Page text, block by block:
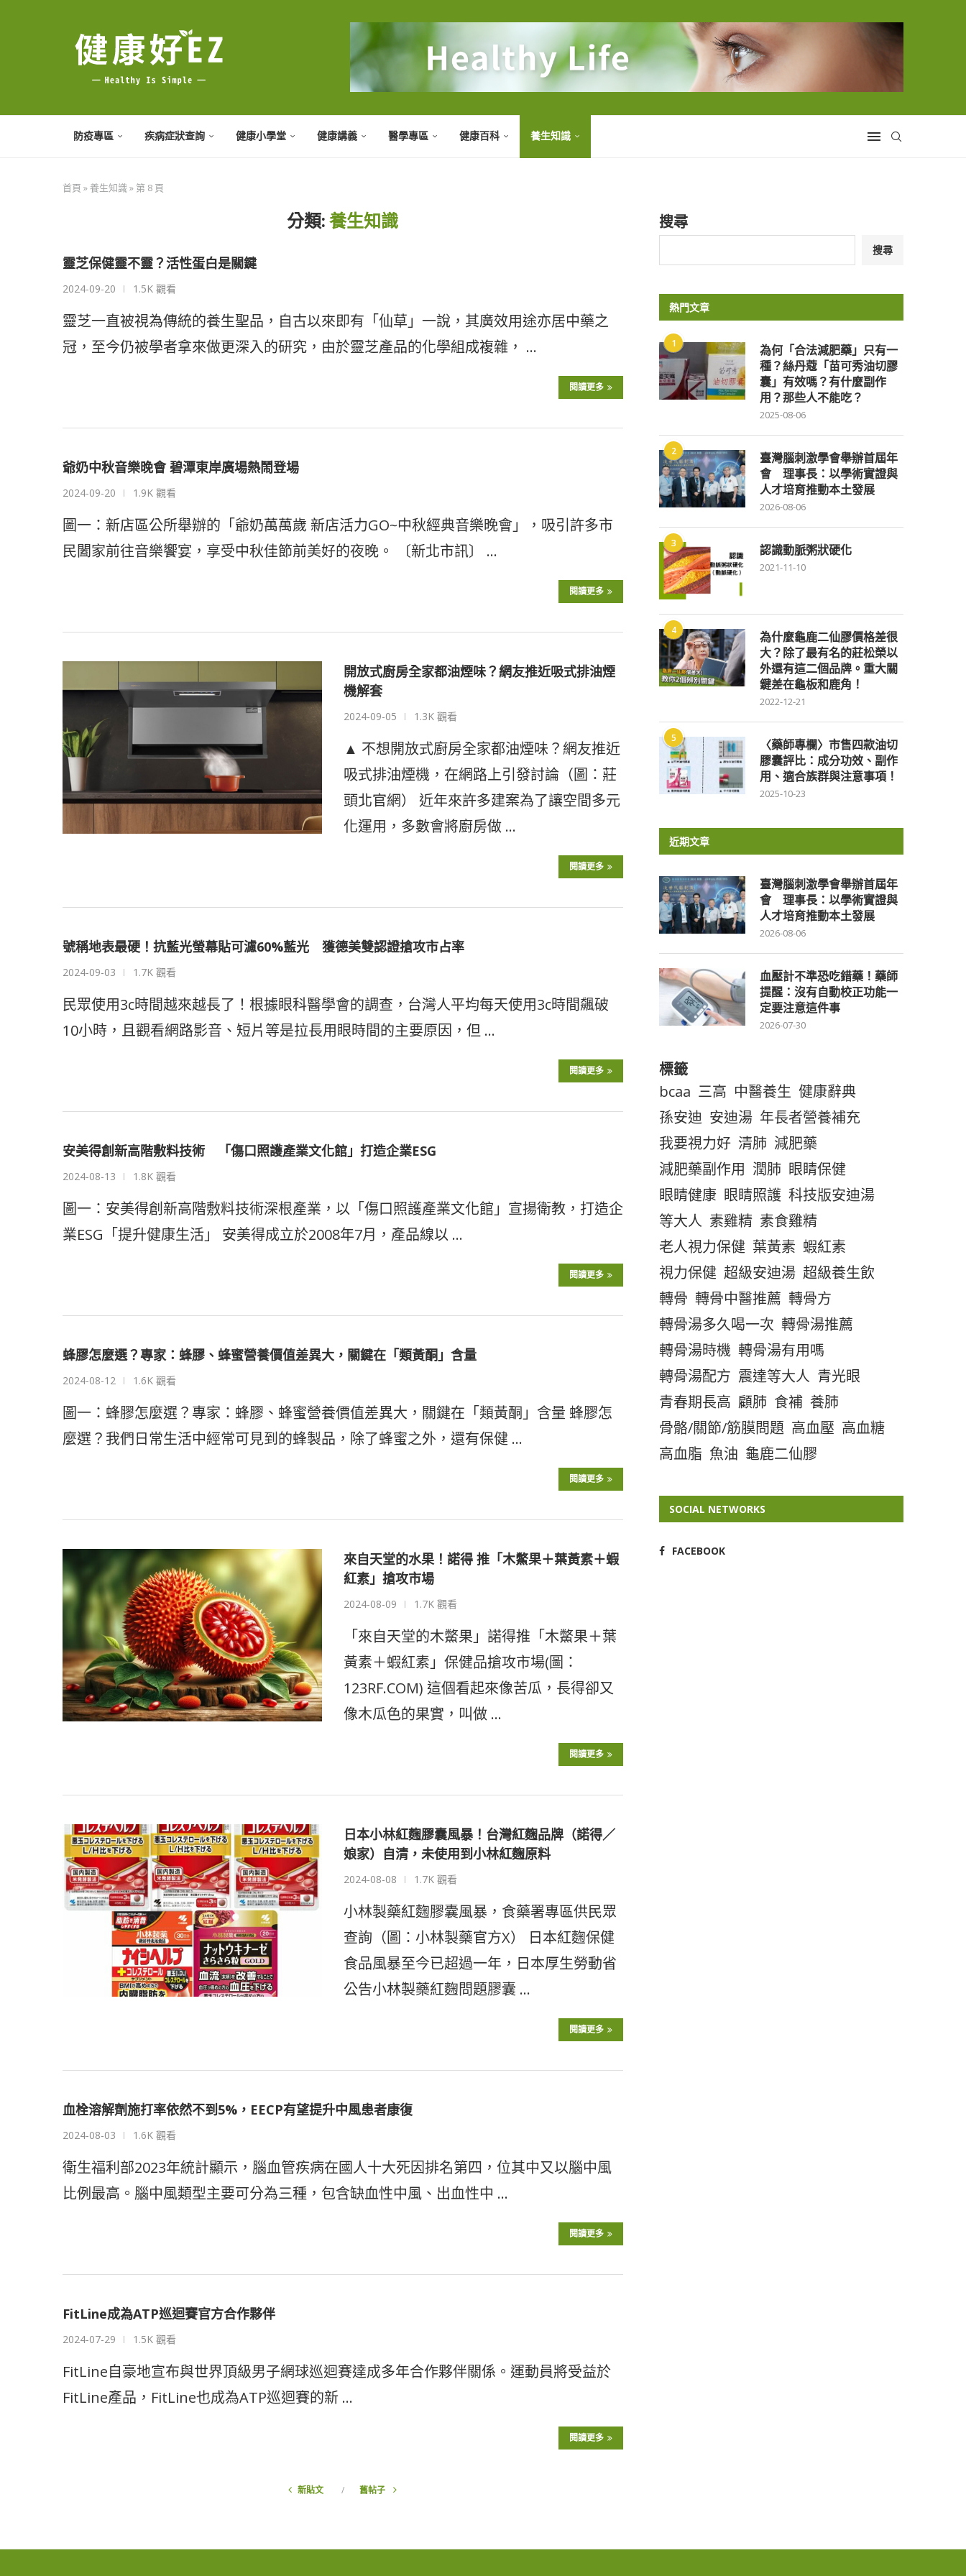
防疫專區 疾病症狀查詢 健康小學堂 健康講義 醫學專區 健康百科 養生知識
首頁 »養生知識 » 第 8 頁
分類:養生知識
靈芝保健靈不靈？活性蛋白是關鍵
2024-09-20 1.5K 觀看
靈芝一直被視為傳統的養生聖品，自古以來即有「仙草」一說，其廣效用途亦居中藥之
冠，至今仍被學者拿來做更深入的研究，由於靈芝產品的化學組成複雜， …
閱讀更多
爺奶中秋音樂晚會 碧潭東岸廣場熱鬧登場
2024-09-20 1.9K 觀看
圖一：新店區公所舉辦的「爺奶萬萬歲 新店活力GO~中秋經典音樂晚會」，吸引許多市
民闔家前往音樂饗宴，享受中秋佳節前美好的夜晚。 〔新北市訊〕 …
閱讀更多
開放式廚房全家都油煙味？網友推近吸式排油煙
機解套
2024-09-05 1.3K 觀看
▲ 不想開放式廚房全家都油煙味？網友推近
吸式排油煙機，在網路上引發討論（圖：莊
頭北官網） 近年來許多建案為了讓空間多元
化運用，多數會將廚房做 …
閱讀更多
號稱地表最硬！抗藍光螢幕貼可濾60%藍光 獲德美雙認證搶攻市占率
2024-09-03 1.7K 觀看
民眾使用3c時間越來越長了！根據眼科醫學會的調查，台灣人平均每天使用3c時間飆破
10小時，且觀看網路影音、短片等是拉長用眼時間的主要原因，但 …
閱讀更多
安美得創新高階敷料技術 「傷口照護產業文化館」打造企業ESG
2024-08-13 1.8K 觀看
圖一：安美得創新高階敷料技術深根產業，以「傷口照護產業文化館」宣揚衛教，打造企
業ESG「提升健康生活」 安美得成立於2008年7月，產品線以 …
閱讀更多
蜂膠怎麼選？專家：蜂膠、蜂蜜營養價值差異大，關鍵在「類黃酮」含量
2024-08-12 1.6K 觀看
圖一：蜂膠怎麼選？專家：蜂膠、蜂蜜營養價值差異大，關鍵在「類黃酮」含量 蜂膠怎
麼選？我們日常生活中經常可見到的蜂製品，除了蜂蜜之外，還有保健 …
閱讀更多
來自天堂的水果！諾得 推「木鱉果＋葉黃素＋蝦
紅素」搶攻市場
2024-08-09 1.7K 觀看
「來自天堂的木鱉果」諾得推「木鱉果＋葉
黃素＋蝦紅素」保健品搶攻市場(圖：
123RF.COM) 這個看起來像苦瓜，長得卻又
像木瓜色的果實，叫做 …
閱讀更多
日本小林紅麴膠囊風暴！台灣紅麴品牌（諾得／
娘家）自清，未使用到小林紅麴原料
2024-08-08 1.7K 觀看
小林製藥紅麴膠囊風暴，食藥署專區供民眾
查詢（圖：小林製藥官方X） 日本紅麴保健
食品風暴至今已超過一年，日本厚生勞動省
公告小林製藥紅麴問題膠囊 …
閱讀更多
血栓溶解劑施打率依然不到5%，EECP有望提升中風患者康復
2024-08-03 1.6K 觀看
衛生福利部2023年統計顯示，腦血管疾病在國人十大死因排名第四，位其中又以腦中風
比例最高。腦中風類型主要可分為三種，包含缺血性中風、出血性中 …
閱讀更多
FitLine成為ATP巡迴賽官方合作夥伴
2024-07-29 1.5K 觀看
FitLine自豪地宣布與世界頂級男子網球巡迴賽達成多年合作夥伴關係。運動員將受益於
FitLine產品，FitLine也成為ATP巡迴賽的新 …
閱讀更多
新貼文 舊帖子
搜尋
搜尋
熱門文章
1
為何「合法減肥藥」只有一
種？絲丹蔻「苗可秀油切膠
囊」有效嗎？有什麼副作
用？那些人不能吃？
2025-08-06
2
臺灣腦刺激學會舉辦首屆年
會 理事長：以學術實證與
人才培育推動本土發展
2026-08-06
3 認識動脈粥狀硬化
2021-11-10
4
為什麼龜鹿二仙膠價格差很
大？除了最有名的莊松榮以
外還有這二個品牌。重大關
鍵差在龜板和鹿角！
2022-12-21
5
〈藥師專欄〉市售四款油切
膠囊評比：成分功效、副作
用、適合族群與注意事項！
2025-10-23
近期文章
臺灣腦刺激學會舉辦首屆年
會 理事長：以學術實證與
人才培育推動本土發展
2026-08-06
血壓計不準恐吃錯藥！藥師
提醒：沒有自動校正功能一
定要注意這件事
2026-07-30
標籤
bcaa 三高 中醫養生 健康辭典
孫安迪 安迪湯 年長者營養補充
我要視力好 清肺 減肥藥
減肥藥副作用 潤肺 眼睛保健
眼睛健康 眼睛照護 科技版安迪湯
等大人 素雞精 素食雞精
老人視力保健 葉黃素 蝦紅素
視力保健 超級安迪湯 超級養生飲
轉骨 轉骨中醫推薦 轉骨方
轉骨湯多久喝一次 轉骨湯推薦
轉骨湯時機 轉骨湯有用嗎
轉骨湯配方 震達等大人 青光眼
青春期長高 顧肺 食補 養肺
骨骼/關節/筋膜問題 高血壓 高血糖
高血脂 魚油 龜鹿二仙膠
SOCIAL NETWORKS
FACEBOOK